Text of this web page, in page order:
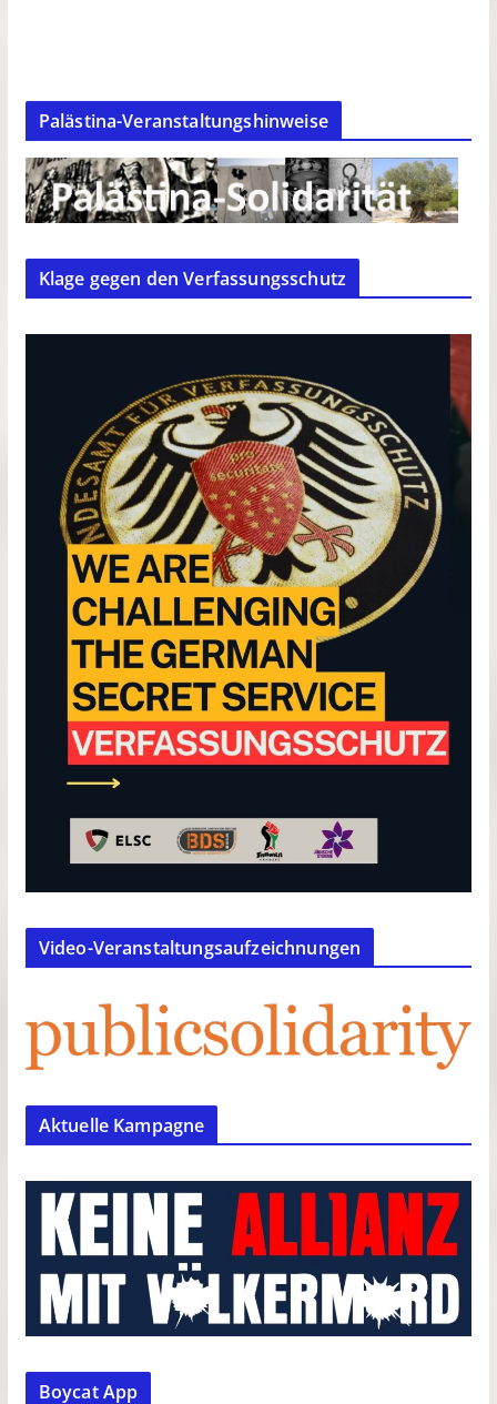
Palästina-Veranstaltungshinweise
Klage gegen den Verfassungsschutz
Video-Veranstaltungsaufzeichnungen
Aktuelle Kampagne
Boycat App